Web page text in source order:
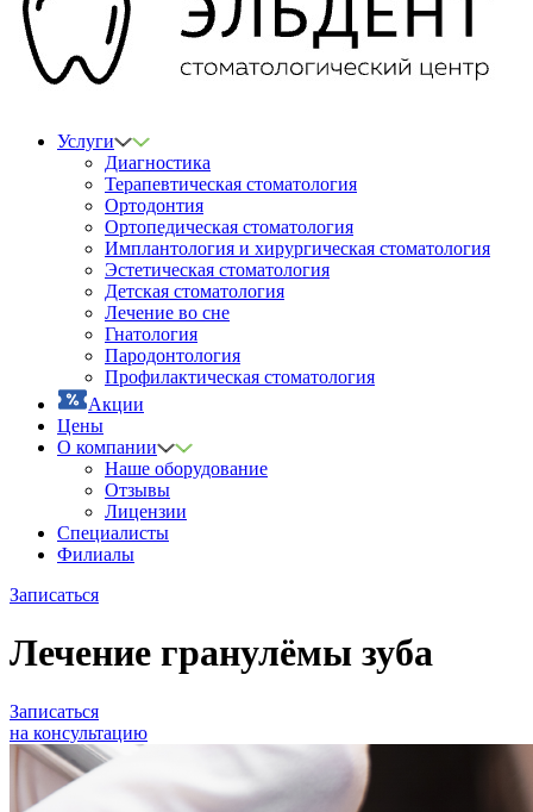
Услуги
Диагностика
Терапевтическая стоматология
Ортодонтия
Ортопедическая стоматология
Имплантология и хирургическая стоматология
Эстетическая стоматология
Детская стоматология
Лечение во сне
Гнатология
Пародонтология
Профилактическая стоматология
Акции
Цены
О компании
Наше оборудование
Отзывы
Лицензии
Специалисты
Филиалы
Записаться
Лечение гранулёмы зуба
Записаться
на консультацию